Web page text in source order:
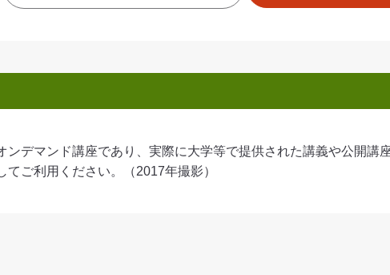
デマンド講座であり、実際に大学等で提供された講義や公開講
ご利用ください。（2017年撮影）